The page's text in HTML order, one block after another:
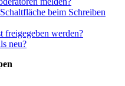
beim Schreiben
freigegeben werden?
neu?